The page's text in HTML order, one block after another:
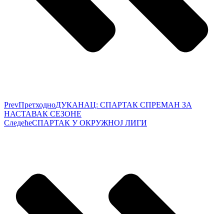
PrevПретходноДУКАНАЦ: СПАРТАК СПРЕМАН ЗА
НАСТАВАК СЕЗОНЕ
СледећеСПАРТАК У ОКРУЖНОЈ ЛИГИ